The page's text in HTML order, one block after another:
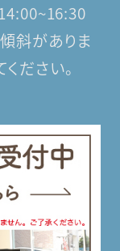
斜がありま
ださい。